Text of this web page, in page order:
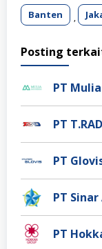
Banten ,
Posting
PT
PT
PT
PT
PT